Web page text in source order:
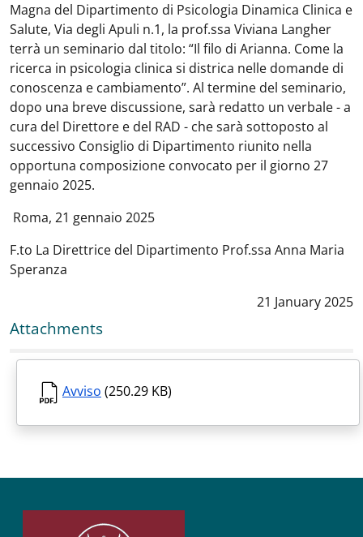
Magna del Dipartimento di Psicologia Dinamica Clinica e
Salute, Via degli Apuli n.1, la prof.ssa Viviana Langher
terrà un seminario dal titolo: “Il filo di Arianna. Come la
ricerca in psicologia clinica si districa nelle domande di
conoscenza e cambiamento”. Al termine del seminario,
dopo una breve discussione, sarà redatto un verbale - a
cura del Direttore e del RAD - che sarà sottoposto al
successivo Consiglio di Dipartimento riunito nella
opportuna composizione convocato per il giorno 27
gennaio 2025.
Roma, 21 gennaio 2025
F.to La Direttrice del Dipartimento Prof.ssa Anna Maria
Speranza
Data notizia:
21 January 2025
Attachments
Avviso (250.29 KB)